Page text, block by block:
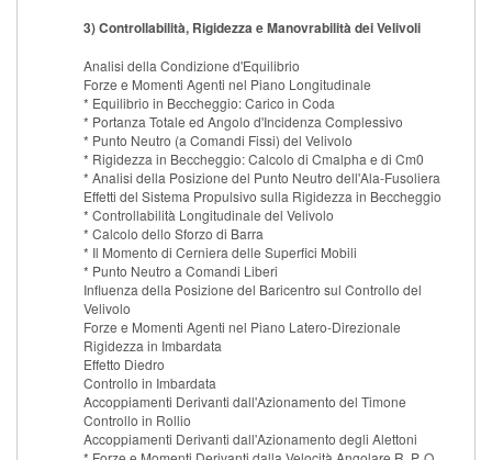
3) Controllabilità, Rigidezza e Manovrabilità dei Velivoli
Analisi della Condizione d'Equilibrio
Forze e Momenti Agenti nel Piano Longitudinale
* Equilibrio in Beccheggio: Carico in Coda
* Portanza Totale ed Angolo d'Incidenza Complessivo
* Punto Neutro (a Comandi Fissi) del Velivolo
* Rigidezza in Beccheggio: Calcolo di Cmalpha e di Cm0
* Analisi della Posizione del Punto Neutro dell'Ala-Fusoliera
Effetti del Sistema Propulsivo sulla Rigidezza in Beccheggio
* Controllabilità Longitudinale del Velivolo
* Calcolo dello Sforzo di Barra
* Il Momento di Cerniera delle Superfici Mobili
* Punto Neutro a Comandi Liberi
Influenza della Posizione del Baricentro sul Controllo del
Velivolo
Forze e Momenti Agenti nel Piano Latero-Direzionale
Rigidezza in Imbardata
Effetto Diedro
Controllo in Imbardata
Accoppiamenti Derivanti dall'Azionamento del Timone
Controllo in Rollio
Accoppiamenti Derivanti dall'Azionamento degli Alettoni